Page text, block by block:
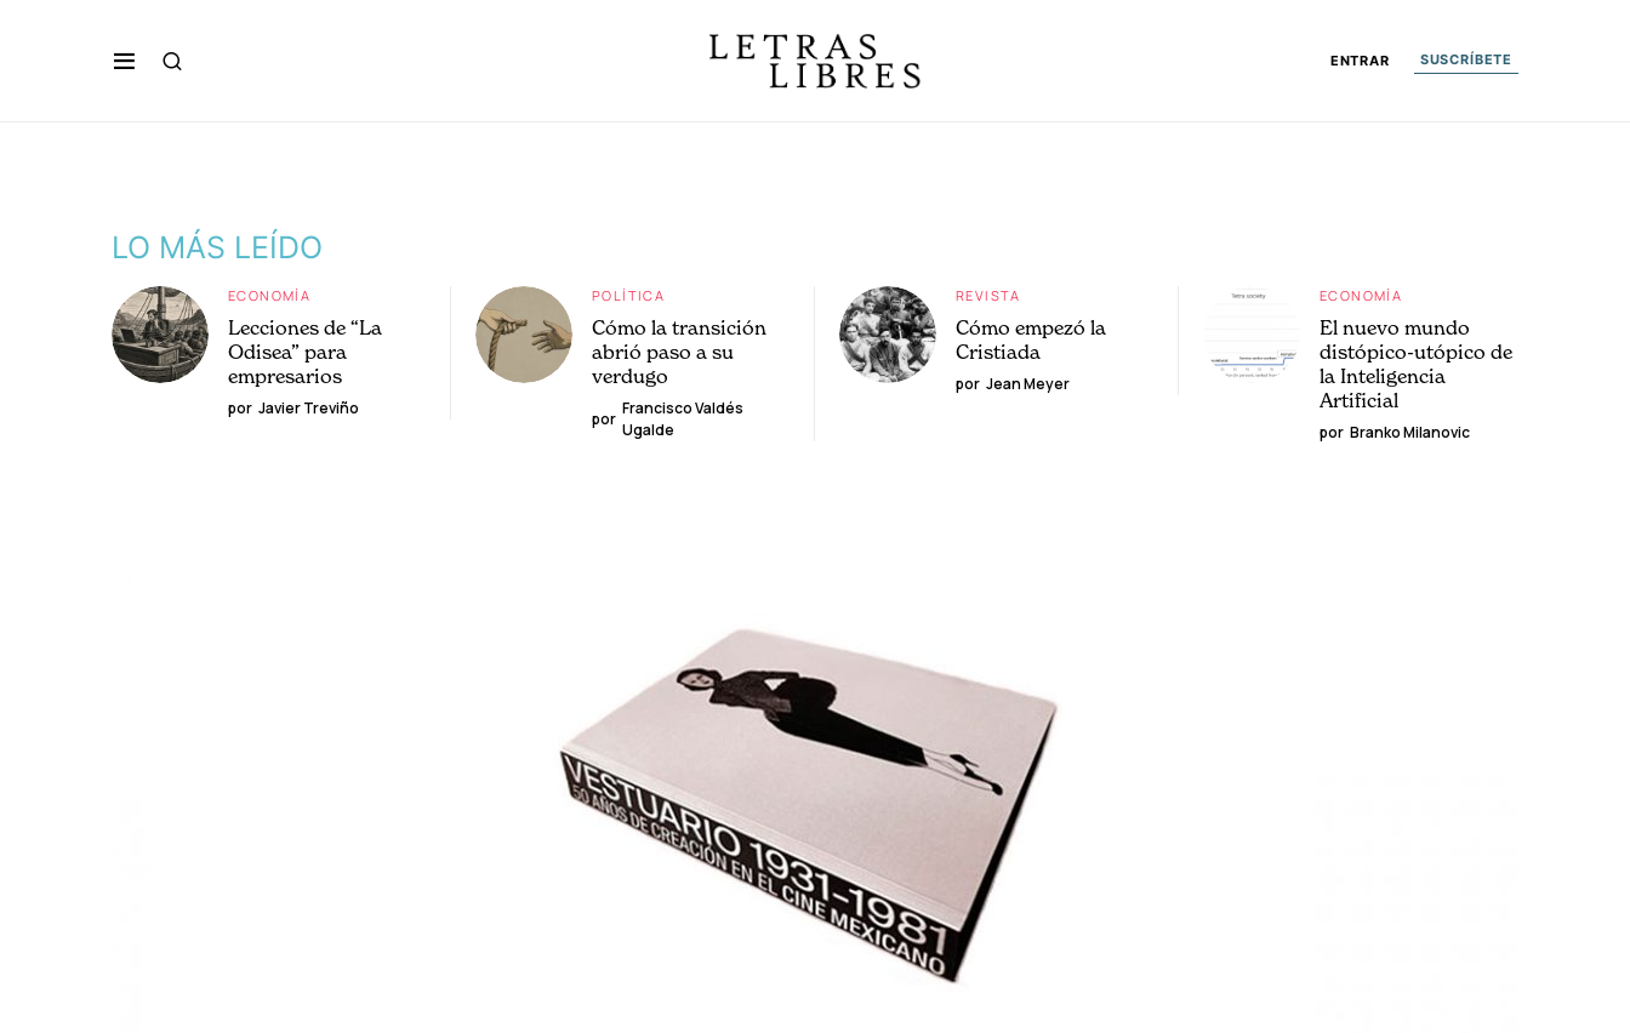
ENTRAR SUSCRÍBETE
LO MÁS LEÍDO
ECONOMÍA
Lecciones de “La
Odisea” para
empresarios
por Javier Treviño
POLÍTICA
Cómo la transición
abrió paso a su
verdugo
por
Francisco Valdés
Ugalde
REVISTA
Cómo empezó la
Cristiada
por Jean Meyer
ECONOMÍA
El nuevo mundo
distópico-utópico de
la Inteligencia
Artificial
por Branko Milanovic